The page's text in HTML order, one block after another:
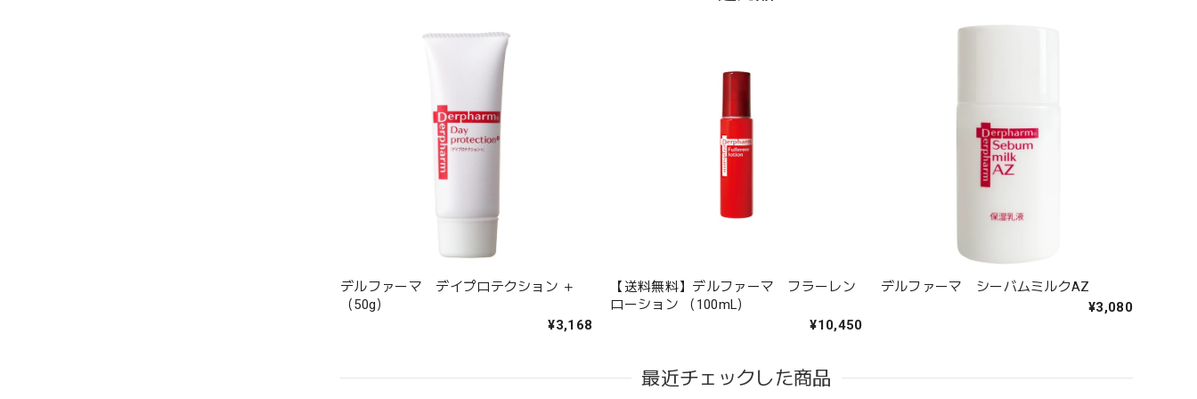
デルファーマ デイプロテクション ＋
（50g）
¥3,168
【送料無料】デルファーマ フラーレン
ローション （100mL）
¥10,450
デルファーマ シーバムミルクAZ
¥3,080
最近チェックした商品